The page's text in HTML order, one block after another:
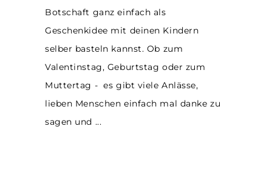
Botschaft ganz einfach als
Geschenkidee mit deinen Kindern
selber basteln kannst. Ob zum
Valentinstag, Geburtstag oder zum
Muttertag - es gibt viele Anlässe,
lieben Menschen einfach mal danke zu
sagen und